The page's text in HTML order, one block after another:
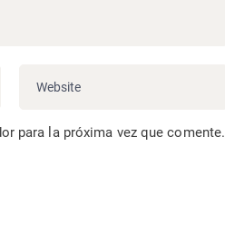
para la próxima vez que comente.